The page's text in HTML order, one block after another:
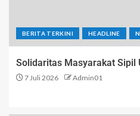
BERITA TERKINI HEADLINE
Solidaritas Masyarakat Sipil
7 Juli 2026 Admin01